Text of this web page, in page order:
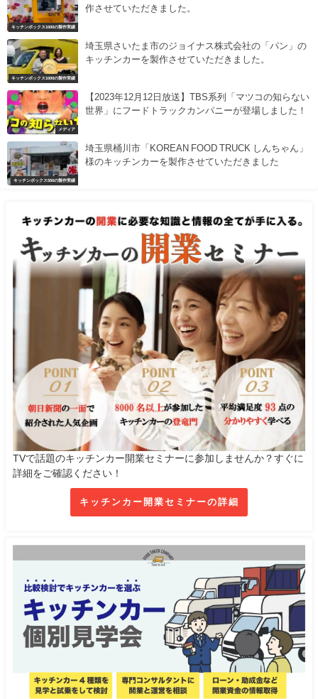
キッチンボックス1000の製作実績
作させていただきました。
キッチンボックス1000の製作実績
埼玉県さいたま市のジョイナス株式会社の「パン」の
キッチンカーを製作させていただきました。
メディア
【2023年12月12日放送】TBS系列「マツコの知らない
世界」にフードトラックカンパニーが登場しました！
キッチンボックス550の製作実績
埼玉県桶川市「KOREAN FOOD TRUCK しんちゃん」
様のキッチンカーを製作させていただきました
TVで話題のキッチンカー開業セミナーに参加しませんか？すぐに
詳細をご確認ください！
キッチンカー開業セミナーの詳細